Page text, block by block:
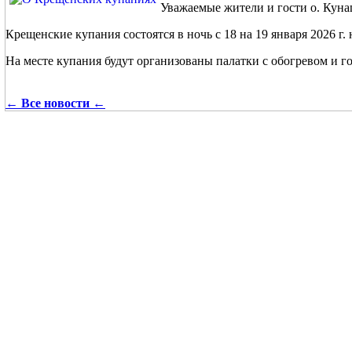
Уважаемые жители и гости о.
Крещенские купания состоятся в ночь с 18 на 19 января 2026
На месте купания будут организованы палатки с обогревом
← Все новости ←